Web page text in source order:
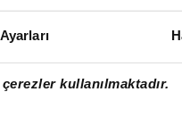
kullanılmaktadır.